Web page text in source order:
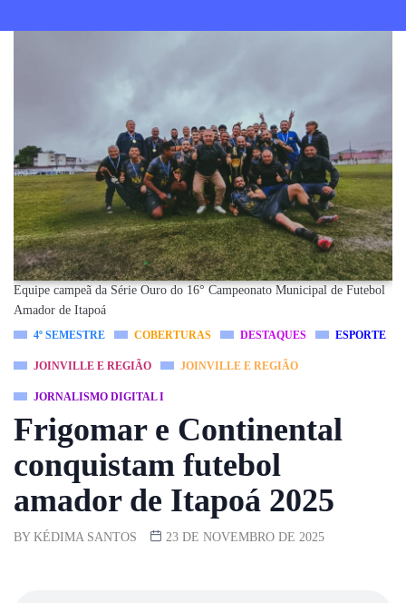
Equipe campeã da Série Ouro do 16° Campeonato Municipal de Futebol
Amador de Itapoá
4º SEMESTRE COBERTURAS DESTAQUES ESPORTE
JOINVILLE E REGIÃO JOINVILLE E REGIÃO
JORNALISMO DIGITAL I
Frigomar e Continental
conquistam futebol
amador de Itapoá 2025
BY KÉDIMA SANTOS 23 DE NOVEMBRO DE 2025